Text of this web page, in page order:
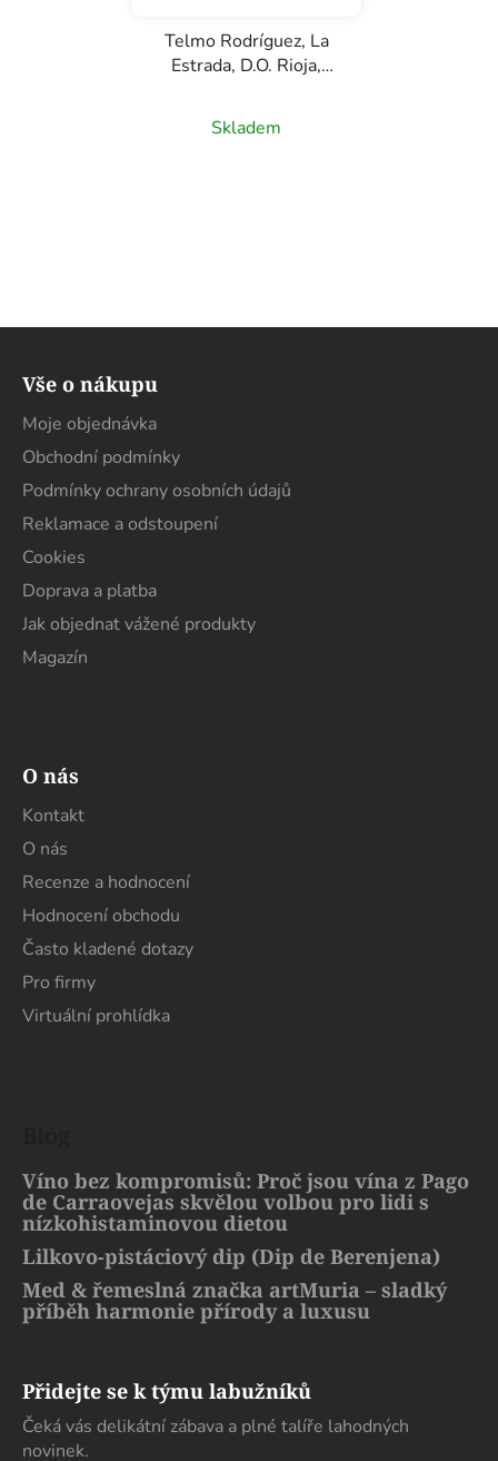
Telmo Rodríguez, La
Estrada, D.O. Rioja,
Skladem
Vše o nákupu
Moje objednávka
Obchodní podmínky
Podmínky ochrany osobních údajů
Reklamace a odstoupení
Cookies
Doprava a platba
Jak objednat vážené produkty
Magazín
O nás
Kontakt
O nás
Recenze a hodnocení
Hodnocení obchodu
Často kladené dotazy
Pro firmy
Virtuální prohlídka
Víno bez kompromisů: Proč jsou vína z Pago
de Carraovejas skvělou volbou pro lidi s
nízkohistaminovou dietou
Lilkovo-pistáciový dip (Dip de Berenjena)
Med & řemeslná značka artMuria – sladký
příběh harmonie přírody a luxusu
Přidejte se k týmu labužníků
Čeká vás delikátní zábava a plné talíře lahodných
novinek.